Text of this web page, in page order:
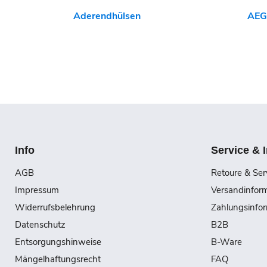
Aderendhülsen
Info
AGB
Impressum
Widerrufsbelehrung
Datenschutz
Entsorgungshinweise
Mängelhaftungsrecht
Service &
Retoure &
B2B
B-Ware
FAQ